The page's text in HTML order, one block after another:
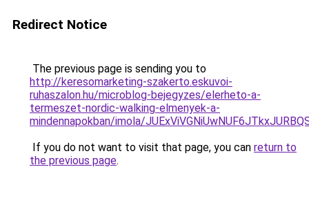
Redirect Notice
The previous page is sending you to
http://keresomarketing-szakerto.eskuvoi-
ruhaszalon.hu/microblog-bejegyzes/elerheto-a-
termeszet-nordic-walking-elmenyek-a-
mindennapokban/imola/
If you do not want to visit that page, you can return to
the previous page.